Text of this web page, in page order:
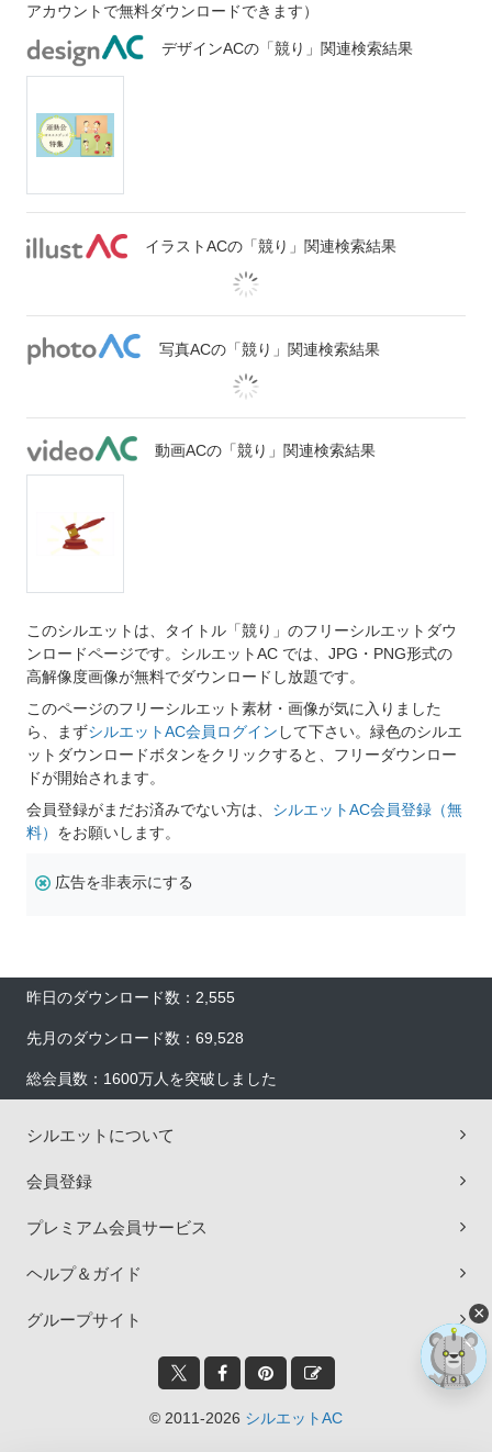
アカウントで無料ダウンロードできます）
デザインACの「競り」関連検索結果
イラストACの「競り」関連検索結果
写真ACの「競り」関連検索結果
動画ACの「競り」関連検索結果
このシルエットは、タイトル「競り」のフリーシルエットダウ
ンロードページです。シルエットAC では、JPG・PNG形式の
高解像度画像が無料でダウンロードし放題です。
このページのフリーシルエット素材・画像が気に入りました
ら、まずシルエットAC会員ログイン して下さい。緑色のシルエ
ットダウンロードボタンをクリックすると、フリーダウンロー
ドが開始されます。
会員登録がまだお済みでない方は、 シルエットAC会員登録（無
料） をお願いします。
広告を非表示にする
昨日のダウンロード数：2,555
先月のダウンロード数：69,528
総会員数：1600万人を突破しました
シルエットについて
会員登録
プレミアム会員サービス
ヘルプ＆ガイド
グループサイト
© 2011-2026 シルエットAC
×